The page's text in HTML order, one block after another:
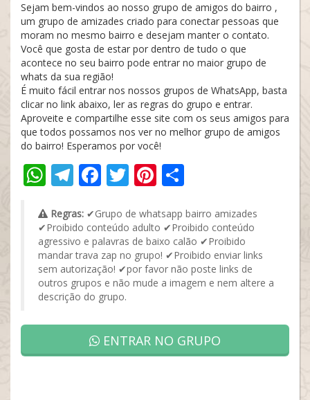
Sejam bem-vindos ao nosso grupo de amigos do bairro ,
um grupo de amizades criado para conectar pessoas que
moram no mesmo bairro e desejam manter o contato.
Você que gosta de estar por dentro de tudo o que
acontece no seu bairro pode entrar no maior grupo de
whats da sua região!
É muito fácil entrar nos nossos grupos de WhatsApp, basta
clicar no link abaixo, ler as regras do grupo e entrar.
Aproveite e compartilhe esse site com os seus amigos para
que todos possamos nos ver no melhor grupo de amigos
do bairro! Esperamos por você!
WhatsApp
Telegram
Facebook
TwitterPinterest
Regras: ✔Grupo de whatsapp bairro amizades
✔Proibido conteúdo adulto ✔Proibido conteúdo
agressivo e palavras de baixo calão ✔Proibido
mandar trava zap no grupo! ✔Proibido enviar links
sem autorização! ✔por favor não poste links de
outros grupos e não mude a imagem e nem altere a
descrição do grupo.
ENTRAR NO GRUPO